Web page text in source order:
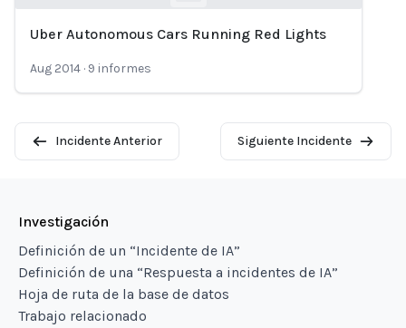
Uber Autonomous Cars Running Red Lights
Aug 2014 · 9 informes
Incidente Anterior Siguiente Incidente
Investigación
Definición de un “Incidente de IA”
Definición de una “Respuesta a incidentes de IA”
Hoja de ruta de la base de datos
Trabajo relacionado